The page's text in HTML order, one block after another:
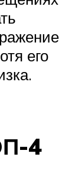
его
4